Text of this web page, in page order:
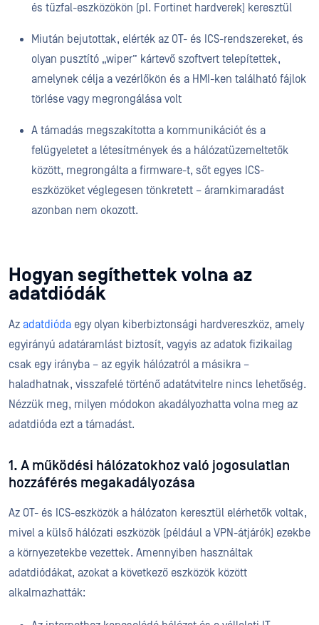
és tűzfal-eszközökön (pl. Fortinet hardverek) keresztül
Miután bejutottak, elérték az OT- és ICS-rendszereket, és
olyan pusztító „wiper” kártevő szoftvert telepítettek,
amelynek célja a vezérlőkön és a HMI-ken található fájlok
törlése vagy megrongálása volt
A támadás megszakította a kommunikációt és a
felügyeletet a létesítmények és a hálózatüzemeltetők
között, megrongálta a firmware-t, sőt egyes ICS-
eszközöket véglegesen tönkretett – áramkimaradást
azonban nem okozott.
Hogyan segíthettek volna az
adatdiódák
Az adatdióda egy olyan kiberbiztonsági hardvereszköz, amely
egyirányú adatáramlást biztosít, vagyis az adatok fizikailag
csak egy irányba – az egyik hálózatról a másikra –
haladhatnak, visszafelé történő adatátvitelre nincs lehetőség.
Nézzük meg, milyen módokon akadályozhatta volna meg az
adatdióda ezt a támadást.
1. A működési hálózatokhoz való jogosulatlan
hozzáférés megakadályozása
Az OT- és ICS-eszközök a hálózaton keresztül elérhetők voltak,
mivel a külső hálózati eszközök (például a VPN-átjárók) ezekbe
a környezetekbe vezettek. Amennyiben használtak
adatdiódákat, azokat a következő eszközök között
alkalmazhatták: